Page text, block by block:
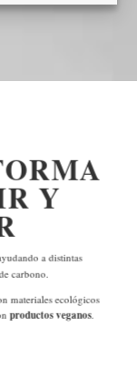
Y
a distintas
carbono.
materiales ecológicos
productos veganos.